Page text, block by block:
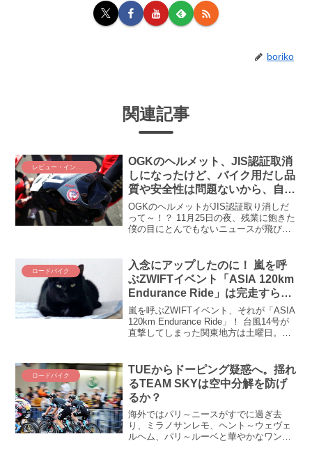
boriko
関連記事
レビュー・インプレ
OGKのヘルメット、JIS認証取消
しになったけど、バイク用だし品
質や安全性は問題ないから、自転
車乗りは勘違いしないでよね！
OGKのヘルメットがJIS認証取り消しだ
って～！？ 11月25日の夜、残業に飽きた
僕の目にとんでもないニュースが飛び込
式会社オージーケーカブトのJIS認証が...
ロードバイク
入念にアップしたのに！ 嵐を呼
ぶZWIFTイベント「ASIA 120km
Endurance Ride」は完走すらで
きません／(^o^)＼
嵐を呼ぶZWIFTイベント、それが「ASIA
120km Endurance Ride」！ 台風14号が
直撃してしまった関東地方は土曜日。奇
がこぞって参加。今回も大人気だった
ASIA 120km Endurance Ride、Cカテゴ
リーのレースを振り返ります。
ロードバイク
TUEからドーピング疑惑へ。揺れ
るTEAM SKYは空中分解を防げ
るか？
海外ではパリ～ニースがすでに過ぎ去
り、ミラノサンレモ、ヘント～ウェヴェ
ルヘム、パリ～ルーベと華やかなワンデ